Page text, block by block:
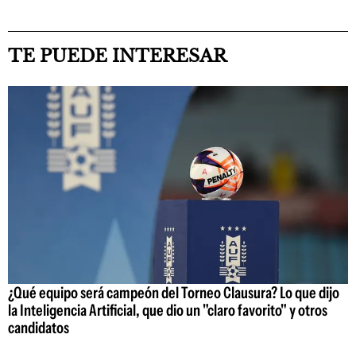
TE PUEDE INTERESAR
¿Qué equipo será campeón del Torneo Clausura? Lo que dijo
la Inteligencia Artificial, que dio un "claro favorito" y otros
candidatos